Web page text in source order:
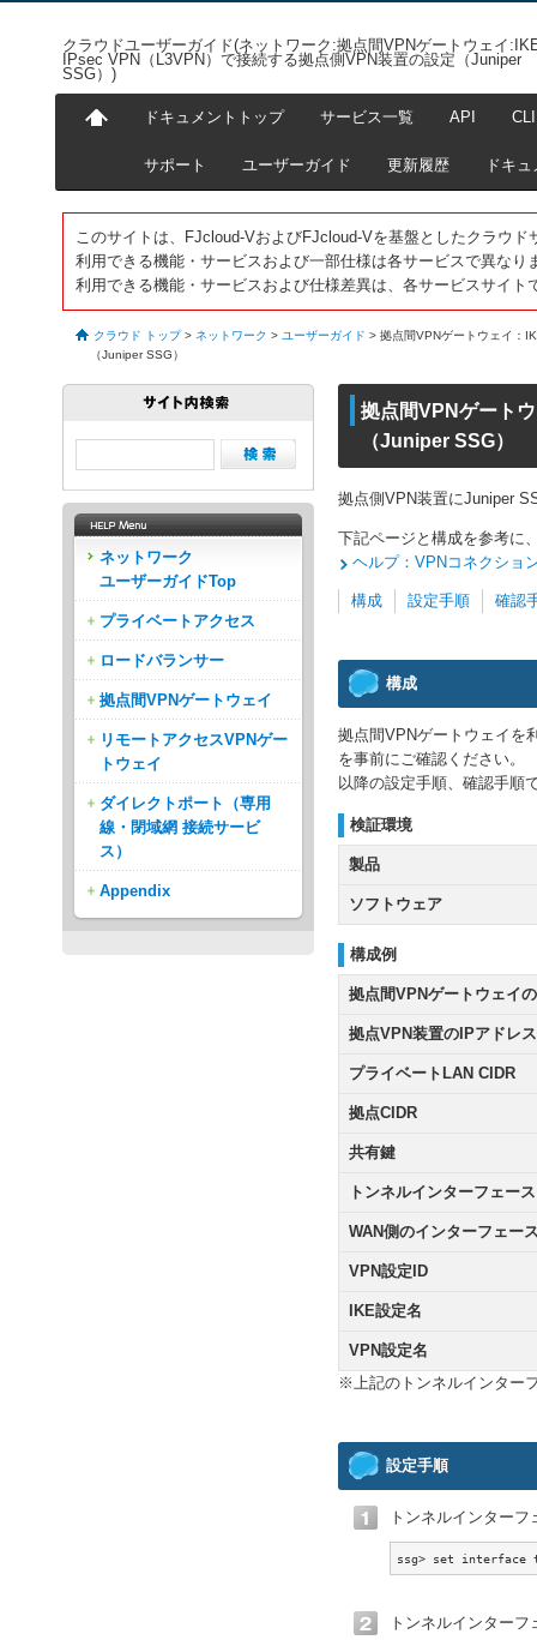
クラウドユーザーガイド(ネットワーク:拠点間VPNゲートウェイ
IPsec VPN（L3VPN）で接続する拠点側VPN装置の設定（Juniper
SSG）)
ドキュメントトップ サービス一覧 API CLI
サポート ユーザーガイド 更新履歴 ドキ
このサイトは、FJcloud-VおよびFJcloud-Vを基盤としたクラウ
利用できる機能・サービスおよび一部仕様は各サービスで異なり
利用できる機能・サービスおよび仕様差異は、各サービスサイ
クラウド トップ > ネットワーク > ユーザーガイド > 拠点間VPNゲートウェイ：
（Juniper SSG）
拠点間VPNゲート
（Juniper SSG）
拠点側VPN装置にJuniper
下記ページと構成を参考に
ヘルプ：VPNコネクショ
構成 設定手順 確認
構成
拠点間VPNゲートウェイを
を事前にご確認ください。
以降の設定手順、確認手順
検証環境
製品
ソフトウェア
構成例
拠点間VPNゲートウェイ
拠点VPN装置のIPアドレス
プライベートLAN CIDR
拠点CIDR
共有鍵
トンネルインターフェース
WAN側のインターフェー
VPN設定ID
IKE設定名
VPN設定名
※上記のトンネルインター
設定手順
トンネルインター
ssg> set interface
トンネルインター
ネットワーク
ユーザーガイドTop
プライベートアクセス
ロードバランサー
拠点間VPNゲートウェイ
リモートアクセスVPNゲー
トウェイ
ダイレクトポート（専用
線・閉域網 接続サービ
ス）
Appendix